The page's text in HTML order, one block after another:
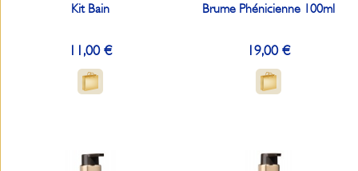
Kit Bain
11,00 €
Brume Phénicienne 100ml
19,00 €